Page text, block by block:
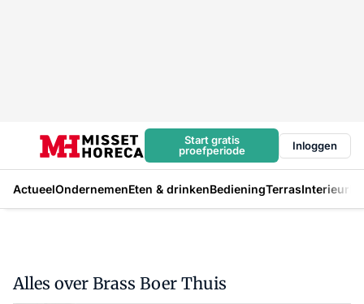
Start gratis
proefperiode
Inloggen
ActueelOndernemenEten & drinkenBedieningTerrasInterieur
Alles over Brass Boer Thuis